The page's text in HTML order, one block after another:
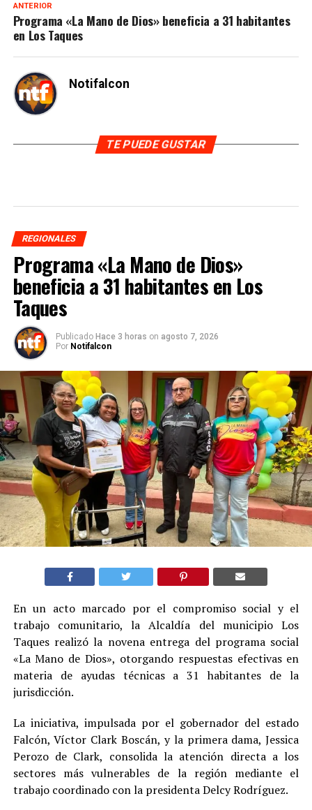
ANTERIOR
Programa «La Mano de Dios» beneficia a 31 habitantes
en Los Taques
Notifalcon
TE PUEDE GUSTAR
REGIONALES
Programa «La Mano de Dios»
beneficia a 31 habitantes en Los
Taques
Publicado Hace 3 horas on agosto 7, 2026
Por Notifalcon
En un acto marcado por el compromiso social y el
trabajo comunitario, la Alcaldía del municipio Los
Taques realizó la novena entrega del programa social
«La Mano de Dios», otorgando respuestas efectivas en
materia de ayudas técnicas a 31 habitantes de la
jurisdicción.
La iniciativa, impulsada por el gobernador del estado
Falcón, Víctor Clark Boscán, y la primera dama, Jessica
Perozo de Clark, consolida la atención directa a los
sectores más vulnerables de la región mediante el
trabajo coordinado con la presidenta Delcy Rodríguez.